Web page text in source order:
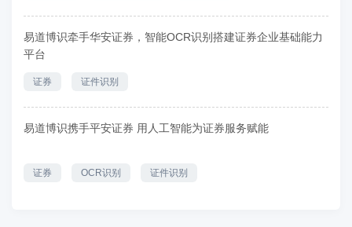
易道博识牵手华安证券，智能OCR识别搭建证券企业基础能力
平台
证券 证件识别
易道博识携手平安证券 用人工智能为证券服务赋能
证券 OCR识别 证件识别